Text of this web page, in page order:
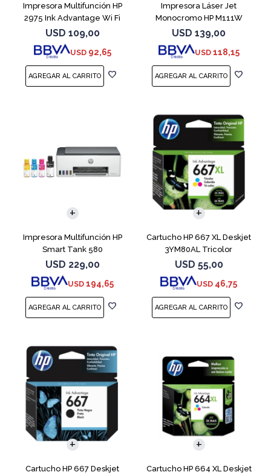
Impresora Multifunción HP
2975 Ink Advantage Wi Fi
USD 109,00
USD 92,65
Impresora Láser Jet
Monocromo HP M111W
USD 139,00
USD 118,15
Impresora Multifunción HP
Smart Tank 580
USD 229,00
USD 194,65
Cartucho HP 667 XL Deskjet
3YM80AL Tricolor
USD 55,00
USD 46,75
Cartucho HP 667 Deskjet
Cartucho HP 664 XL Deskjet